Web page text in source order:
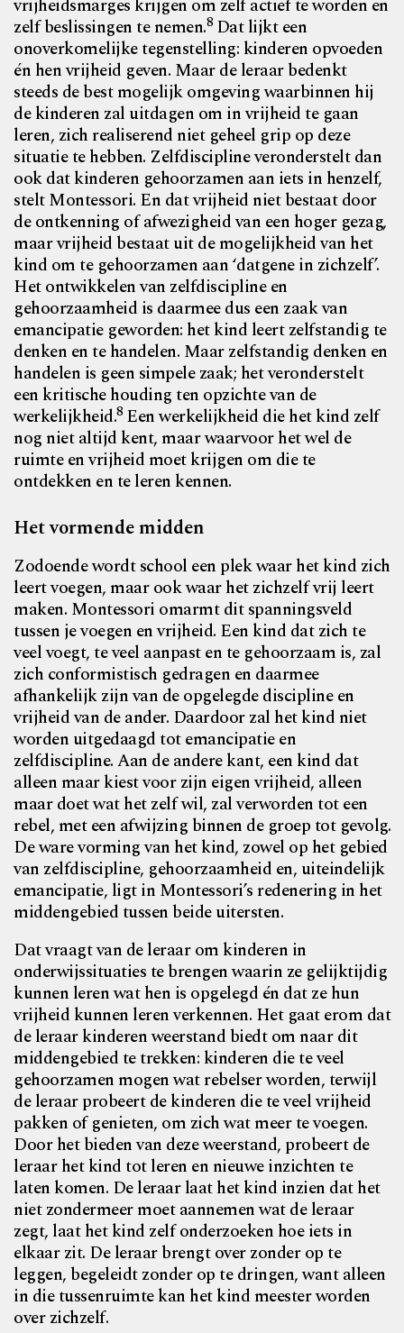
vrijheidsmarges krijgen om zelf actief te worden en
zelf beslissingen te nemen.8Dat lijkt een
onoverkomelijke tegenstelling: kinderen opvoeden
én hen vrijheid geven. Maar de leraar bedenkt
steeds de best mogelijk omgeving waarbinnen hij
de kinderen zal uitdagen om in vrijheid te gaan
leren, zich realiserend niet geheel grip op deze
situatie te hebben. Zelfdiscipline veronderstelt dan
ook dat kinderen gehoorzamen aan iets in henzelf,
stelt Montessori. En dat vrijheid niet bestaat door
de ontkenning of afwezigheid van een hoger gezag,
maar vrijheid bestaat uit de mogelijkheid van het
kind om te gehoorzamen aan ‘datgene in zichzelf’.
Het ontwikkelen van zelfdiscipline en
gehoorzaamheid is daarmee dus een zaak van
emancipatie geworden: het kind leert zelfstandig te
denken en te handelen. Maar zelfstandig denken en
handelen is geen simpele zaak; het veronderstelt
een kritische houding ten opzichte van de
werkelijkheid.8Een werkelijkheid die het kind zelf
nog niet altijd kent, maar waarvoor het wel de
ruimte en vrijheid moet krijgen om die te
ontdekken en te leren kennen.
Het vormende midden
Zodoende wordt school een plek waar het kind zich
leert voegen, maar ook waar het zichzelf vrij leert
maken. Montessori omarmt dit spanningsveld
tussen je voegen en vrijheid. Een kind dat zich te
veel voegt, te veel aanpast en te gehoorzaam is, zal
zich conformistisch gedragen en daarmee
afhankelijk zijn van de opgelegde discipline en
vrijheid van de ander. Daardoor zal het kind niet
worden uitgedaagd tot emancipatie en
zelfdiscipline. Aan de andere kant, een kind dat
alleen maar kiest voor zijn eigen vrijheid, alleen
maar doet wat het zelf wil, zal verworden tot een
rebel, met een afwijzing binnen de groep tot gevolg.
De ware vorming van het kind, zowel op het gebied
van zelfdiscipline, gehoorzaamheid en, uiteindelijk
emancipatie, ligt in Montessori’s redenering in het
middengebied tussen beide uitersten.
Dat vraagt van de leraar om kinderen in
onderwijssituaties te brengen waarin ze gelijktijdig
kunnen leren wat hen is opgelegd én dat ze hun
vrijheid kunnen leren verkennen. Het gaat erom dat
de leraar kinderen weerstand biedt om naar dit
middengebied te trekken: kinderen die te veel
gehoorzamen mogen wat rebelser worden, terwijl
de leraar probeert de kinderen die te veel vrijheid
pakken of genieten, om zich wat meer te voegen.
Door het bieden van deze weerstand, probeert de
leraar het kind tot leren en nieuwe inzichten te
laten komen. De leraar laat het kind inzien dat het
niet zondermeer moet aannemen wat de leraar
zegt, laat het kind zelf onderzoeken hoe iets in
elkaar zit. De leraar brengt over zonder op te
leggen, begeleidt zonder op te dringen, want alleen
in die tussenruimte kan het kind meester worden
over zichzelf.